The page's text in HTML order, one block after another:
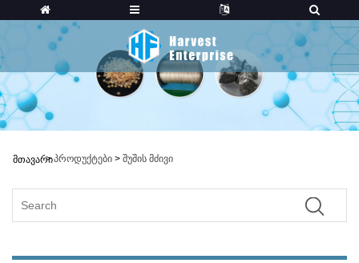
მთავარი
> პროდუქტები > შუშის მძივი